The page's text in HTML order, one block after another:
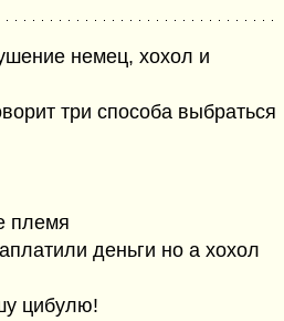
немец, хохол и
три способа выбраться
племя
деньги но а хохол
цибулю!